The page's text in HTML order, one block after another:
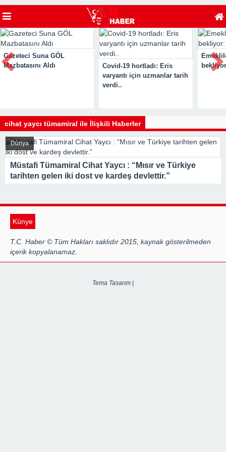
Gazeteci Suna GÖL
Mazbatasını Aldı
Covid-19 hortladı: Eris
varyantı için uzmanlar tarih
verdi..
cihat yaycı tümamiral ile İlişkili Haberler
Dünya
Müstafi Tümamiral Cihat Yaycı : “Mısır ve Türkiye
tarihten gelen iki dost ve kardeş devlettir.”
Künye
T.C. Haber © Tüm Hakları saklıdır 2015, kaynak gösterilmeden
içerik kopyalanamaz.
Tema Tasarım |